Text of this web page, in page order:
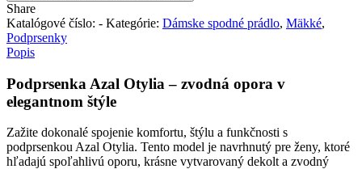
Share
Katalógové číslo: - Kategórie: Dámske spodné prádlo, Mäkké,
Podprsenky
Popis
Podprsenka Azal Otylia – zvodná opora v
elegantnom štýle
Zažite dokonalé spojenie komfortu, štýlu a funkčnosti s
podprsenkou Azal Otylia. Tento model je navrhnutý pre ženy, ktoré
hľadajú spoľahlivú oporu, krásne vytvarovaný dekolt a zvodný